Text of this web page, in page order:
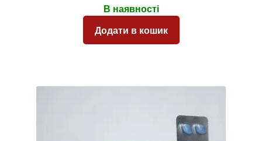
В наявності
Додати в кошик